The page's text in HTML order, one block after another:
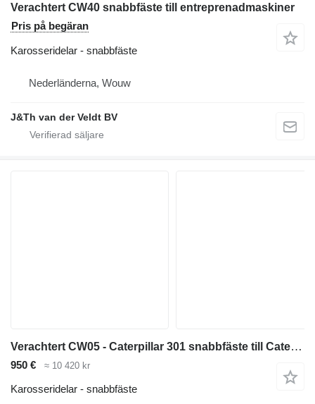
Verachtert CW40 snabbfäste till entreprenadmaskiner
Pris på begäran
Karosseridelar - snabbfäste
Nederländerna, Wouw
J&Th van der Veldt BV
Verachtert CW05 - Caterpillar 301 snabbfäste till Caterpillar 301 minigrävare
950 € ≈ 10 420 kr
Karosseridelar - snabbfäste